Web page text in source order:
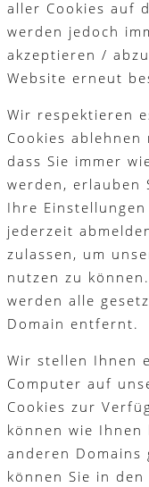
aller Cookies auf
werden jedoch
akzeptieren /
Website erneut
Wir respektieren
Cookies
dass Sie immer
werden, erlauben
Ihre
jederzeit
zulassen, um
nutzen zu
werden alle
Domain entfernt.
Wir stellen Ihnen
Computer auf
Cookies zur
können wie Ihnen
anderen Domains
können Sie in